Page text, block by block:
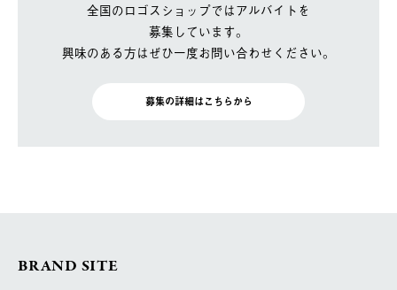
全国のロゴスショップではアルバイトを
募集しています。
興味のある方はぜひ一度お問い合わせください。
募集の詳細はこちらから
BRAND SITE